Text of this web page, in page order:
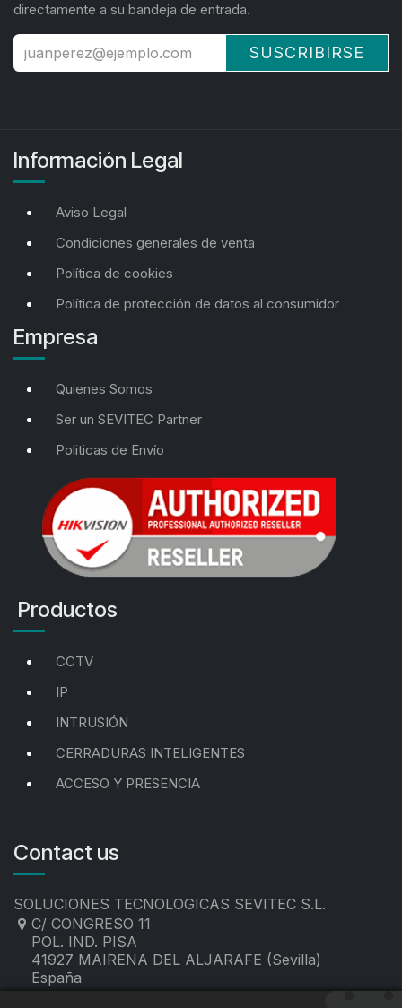
directamente a su bandeja de entrada.
SUSCRIBIRSE
Información Legal
Aviso Legal
Condiciones generales de venta
Política de cookies
Política de protección de datos al consumidor
Empresa
Quienes Somos
Ser un SEVITEC Partner
Politicas de Envío
Productos
CCTV
IP
INTRUSIÓN
CERRADURAS INTELIGENTES
ACCESO Y PRESENCIA
Contact us
SOLUCIONES TECNOLOGICAS SEVITEC S.L.
C/ CONGRESO 11
POL. IND. PISA
41927 MAIRENA DEL ALJARAFE (Sevilla)
España